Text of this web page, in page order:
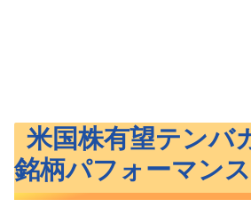
米国株有望テンバ
銘柄パフォーマンス